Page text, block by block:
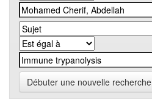
Débuter une nouvelle recherche